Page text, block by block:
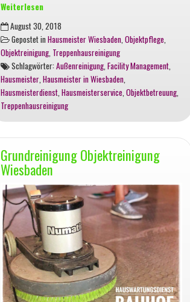
Weiterlesen
Grundreinigung
von
Treppenhaus
und
Personenaufzug
August 30, 2018
Gepostet inHausmeister Wiesbaden,Objektpflege,
Objektreinigung, Treppenhausreinigung
Schlagwörter:Außenreinigung,Facility Management,
Hausmeister,Hausmeister in Wiesbaden,
Hausmeisterdienst,Hausmeisterservice,Objektbetreuung,
Treppenhausreinigung
Grundreinigung Objektreinigung
Wiesbaden